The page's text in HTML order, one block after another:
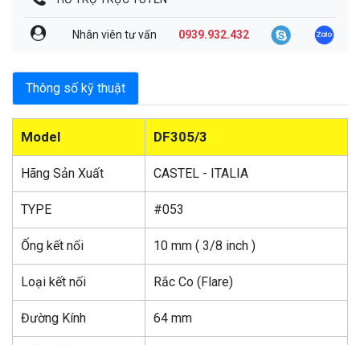
Nhân viên tư vấn 0939.932.432
Thông số kỹ thuật
Model DF305/3
Hãng Sản Xuất CASTEL - ITALIA
TYPE #053
Ống kết nối 10 mm ( 3/8 inch )
Loại kết nối Rắc Co (Flare)
Đường Kính 64 mm